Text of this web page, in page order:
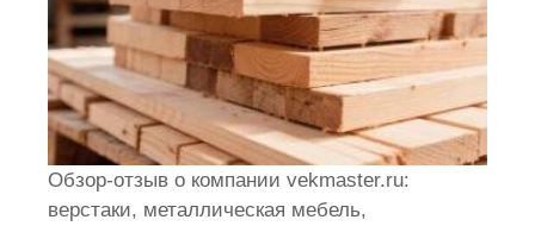
Обзор-отзыв о компании vekmaster.ru:
верстаки, металлическая мебель,